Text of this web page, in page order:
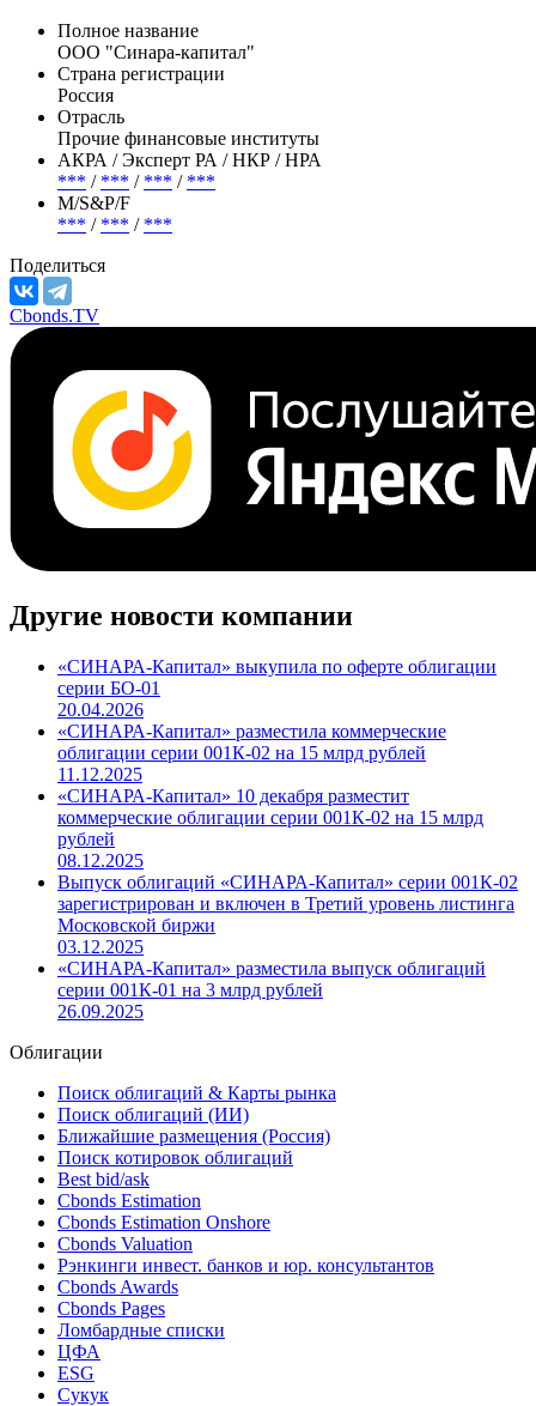
***/***/***
Эмитент —Синара-Капитал
Полное название
ООО "Синара-капитал"
Страна регистрации
Россия
Отрасль
Прочие финансовые институты
***/***
М/S&P/F
***/
Поделиться
Cbonds.TV
Другие новости компании
«СИНАРА-Капитал» выкупила по оферте облигации
серии БО-01
20.04.2026
«СИНАРА-Капитал» разместила коммерческие
облигации серии 001К-02 на 15 млрд рублей
11.12.2025
«СИНАРА-Капитал» 10 декабря разместит
коммерческие облигации серии 001К-02 на 15 млрд
рублей
08.12.2025
Выпуск облигаций «СИНАРА-Капитал» серии 001К-02
зарегистрирован и включен в Третий уровень листинга
Московской биржи
«СИНАРА-Капитал» разместила выпуск облигаций
26.09.2025
Облигации
Поиск облигаций & Карты рынка
Поиск облигаций (ИИ)
Ближайшие размещения (Россия)
Поиск котировок облигаций
Best bid/ask
Cbonds Estimation
Cbonds Estimation Onshore
Cbonds Valuation
Рэнкинги инвест. банков и юр. консультантов
Cbonds Awards
Cbonds Pages